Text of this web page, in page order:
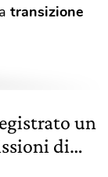
transizione
un
di